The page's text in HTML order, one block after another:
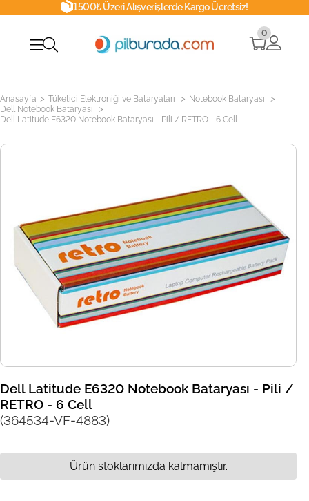
1500₺ Üzeri Alışverişlerde Kargo Ücretsiz!
0
Anasayfa > Tüketici Elektroniği ve Bataryaları > Notebook Bataryası >
Dell Notebook Bataryası >
Dell Latitude E6320 Notebook Bataryası - Pili / RETRO - 6 Cell
Dell Latitude E6320 Notebook Bataryası - Pili /
RETRO - 6 Cell
(364534-VF-4883)
Ürün stoklarımızda kalmamıştır.